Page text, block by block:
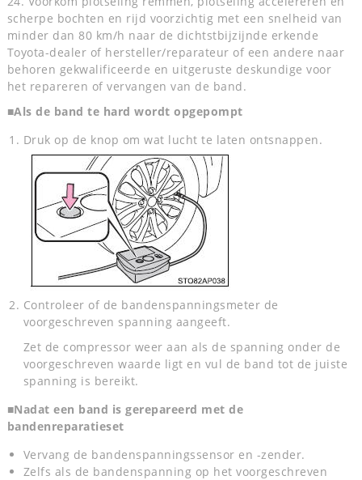
scherpe bochten en rijd voorzichtig met een snelheid van
minder dan 80 km/h naar de dichtstbijzijnde erkende
Toyota-dealer of hersteller/reparateur of een andere naar
behoren gekwalificeerde en uitgeruste deskundige voor
het repareren of vervangen van de band.
■Als de band te hard wordt opgepompt
Druk op de knop om wat lucht te laten ontsnappen.
Controleer of de bandenspanningsmeter de
voorgeschreven spanning aangeeft.
Zet de compressor weer aan als de spanning onder de
voorgeschreven waarde ligt en vul de band tot de juiste
spanning is bereikt.
■Nadat een band is gerepareerd met de
bandenreparatieset
Vervang de bandenspanningssensor en -zender.
Zelfs als de bandenspanning op het voorgeschreven